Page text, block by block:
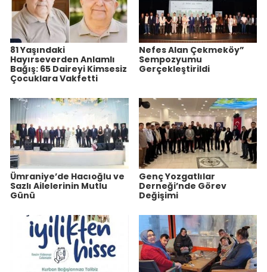
81 Yaşındaki
Hayırseverden Anlamlı
Bağış: 65 Daireyi Kimsesiz
Çocuklara Vakfetti
Nefes Alan Çekmeköy”
Sempozyumu
Gerçekleştirildi
Ümraniye’de Hacıoğlu ve
Sazlı Ailelerinin Mutlu
Günü
Genç Yozgatlılar
Derneği’nde Görev
Değişimi